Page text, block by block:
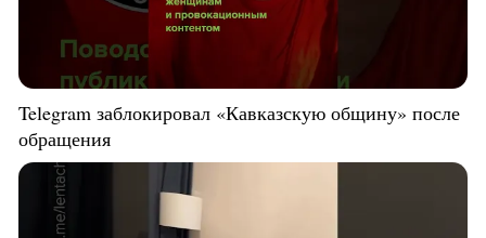
Telegram заблокировал «Кавказскую общину» после
обращения